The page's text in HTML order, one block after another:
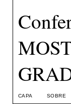
CAPA SOBRE